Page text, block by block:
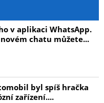
Samsung MLD-
v aplikaci WhatsApp.
chatu můžete...
byl spíš hračka
zařízení....